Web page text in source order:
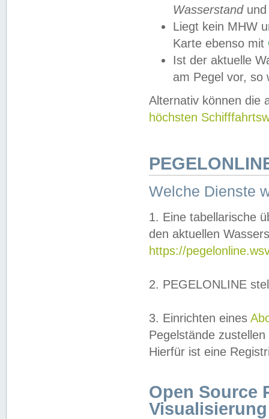
Wasserstandund
Liegt kein MHW
Karte ebenso mit
Ist der aktuelle
am Pegel vor,
Alternativ können die
höchsten
Welche Dienste
1. Eine tabellarische
den aktuellen
https://
2. PEGELONLINE
3. Einrichten eines
Pegelstände
Hierfür ist eine
Open Source
Visualisierung